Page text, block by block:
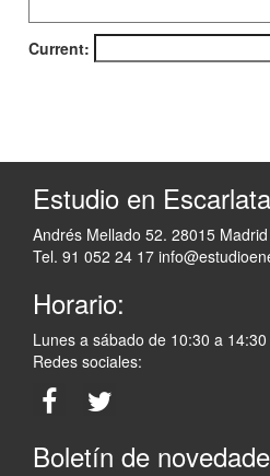
Current:
Estudio en Escarlata
Andrés Mellado 52. 28015 Madrid
Tel. 91 052 24 17
Horario:
Lunes a sábado de 10:30 a
Redes sociales:
Boletín de